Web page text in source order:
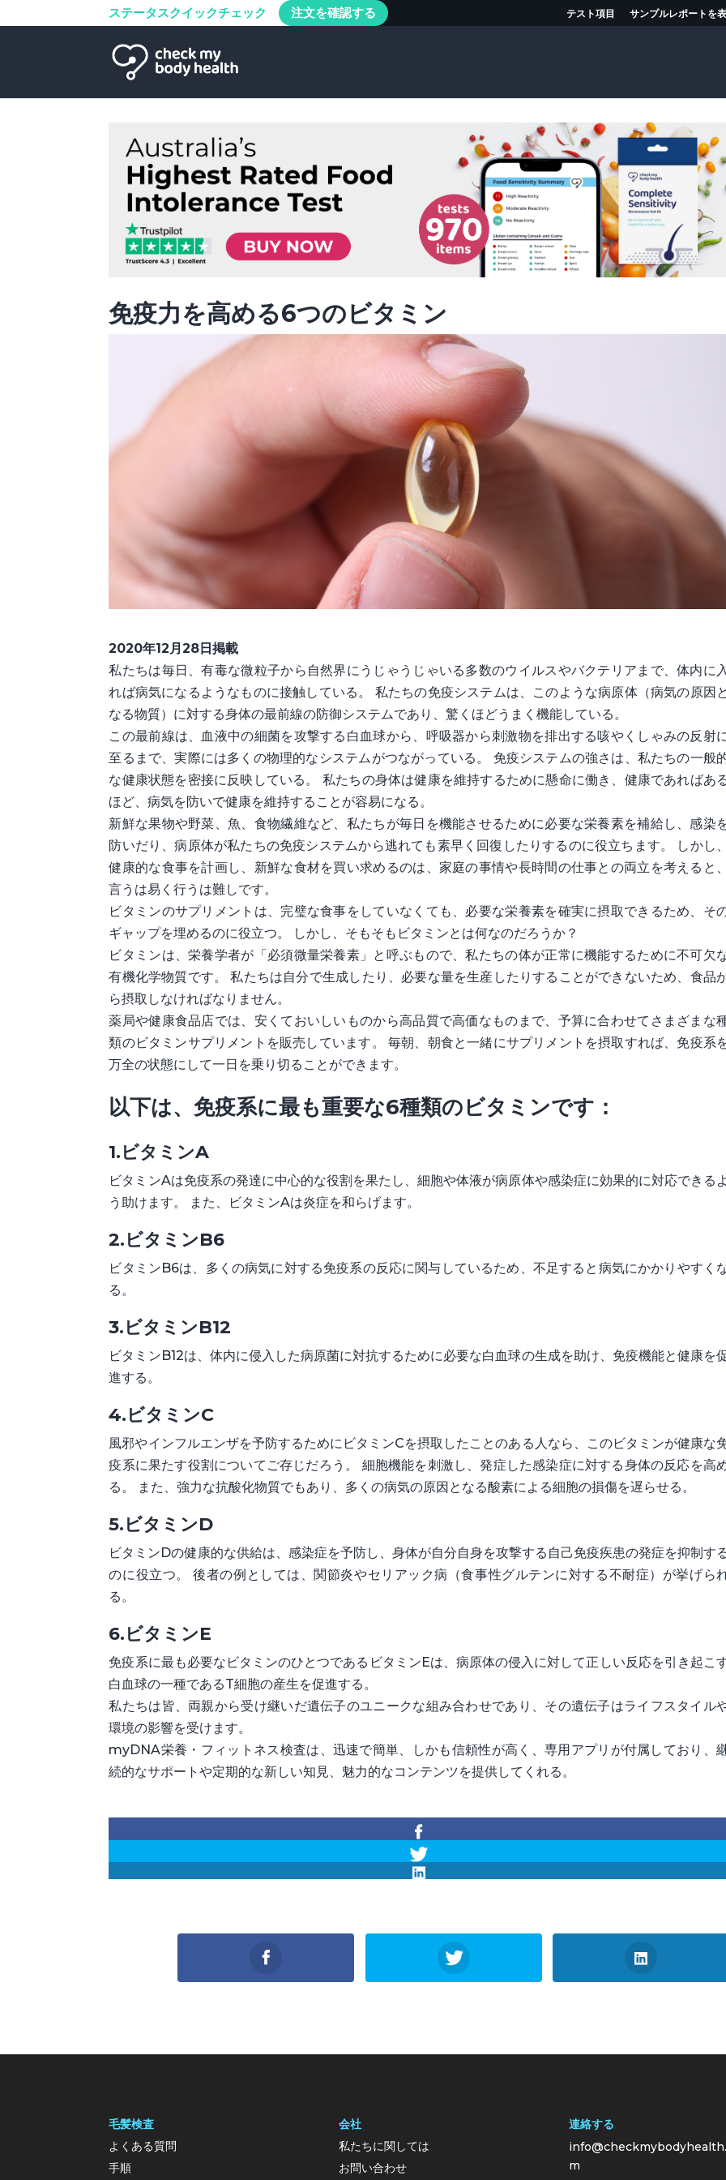
ステータスクイックチェック 注文を確認する テスト項目 サンプルレポートを
免疫力を高める6つのビタミン
2020年12月28日掲載
私たちは毎日、有毒な微粒子から自然界にうじゃうじゃいる多数のウイルスやバクテリアまで、体内に
れば病気になるようなものに接触している。 私たちの免疫システムは、このような病原体（病気の原因と
なる物質）に対する身体の最前線の防御システムであり、驚くほどうまく機能している。
この最前線は、血液中の細菌を攻撃する白血球から、呼吸器から刺激物を排出する咳やくしゃみの反射
至るまで、実際には多くの物理的なシステムがつながっている。 免疫システムの強さは、私たちの一般
な健康状態を密接に反映している。 私たちの身体は健康を維持するために懸命に働き、健康であればあ
ほど、病気を防いで健康を維持することが容易になる。
新鮮な果物や野菜、魚、食物繊維など、私たちが毎日を機能させるために必要な栄養素を補給し、感染
防いだり、病原体が私たちの免疫システムから逃れても素早く回復したりするのに役立ちます。 しかし、
健康的な食事を計画し、新鮮な食材を買い求めるのは、家庭の事情や長時間の仕事との両立を考えると、
言うは易く行うは難しです。
ビタミンのサプリメントは、完璧な食事をしていなくても、必要な栄養素を確実に摂取できるため、そ
ギャップを埋めるのに役立つ。 しかし、そもそもビタミンとは何なのだろうか？
ビタミンは、栄養学者が「必須微量栄養素」と呼ぶもので、私たちの体が正常に機能するために不可欠
有機化学物質です。 私たちは自分で生成したり、必要な量を生産したりすることができないため、食品
ら摂取しなければなりません。
薬局や健康食品店では、安くておいしいものから高品質で高価なものまで、予算に合わせてさまざまな
類のビタミンサプリメントを販売しています。 毎朝、朝食と一緒にサプリメントを摂取すれば、免疫系
万全の状態にして一日を乗り切ることができます。
以下は、免疫系に最も重要な6種類のビタミンです：
1.ビタミンA
ビタミンAは免疫系の発達に中心的な役割を果たし、細胞や体液が病原体や感染症に効果的に対応できるよ
う助けます。 また、ビタミンAは炎症を和らげます。
2.ビタミンB6
ビタミンB6は、多くの病気に対する免疫系の反応に関与しているため、不足すると病気にかかりやすく
る。
3.ビタミンB12
ビタミンB12は、体内に侵入した病原菌に対抗するために必要な白血球の生成を助け、免疫機能と健康を
進する。
4.ビタミンC
風邪やインフルエンザを予防するためにビタミンCを摂取したことのある人なら、このビタミンが健康な
疫系に果たす役割についてご存じだろう。 細胞機能を刺激し、発症した感染症に対する身体の反応を高
る。 また、強力な抗酸化物質でもあり、多くの病気の原因となる酸素による細胞の損傷を遅らせる。
5.ビタミンD
ビタミンDの健康的な供給は、感染症を予防し、身体が自分自身を攻撃する自己免疫疾患の発症を抑制す
のに役立つ。 後者の例としては、関節炎やセリアック病（食事性グルテンに対する不耐症）が挙げら
る。
6.ビタミンE
免疫系に最も必要なビタミンのひとつであるビタミンEは、病原体の侵入に対して正しい反応を引き起こ
白血球の一種であるT細胞の産生を促進する。
私たちは皆、両親から受け継いだ遺伝子のユニークな組み合わせであり、その遺伝子はライフスタイル
環境の影響を受けます。
myDNA栄養・フィットネス検査は、迅速で簡単、しかも信頼性が高く、専用アプリが付属しており、
続的なサポートや定期的な新しい知見、魅力的なコンテンツを提供してくれる。
毛髪検査
よくある質問
手順
会社
私たちに関しては
お問い合わせ
連絡する
m